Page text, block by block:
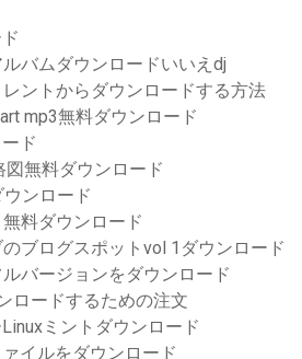
バムダウンロードいいえdj
ントからダウンロードする方法
mp3無料ダウンロード
ド
図無料ダウンロード
ンロード
無料ダウンロード
ブログスポットvol 1ダウンロード
バージョンをダウンロード
ロードするための注文
ミントダウンロード
イルをダウンロード